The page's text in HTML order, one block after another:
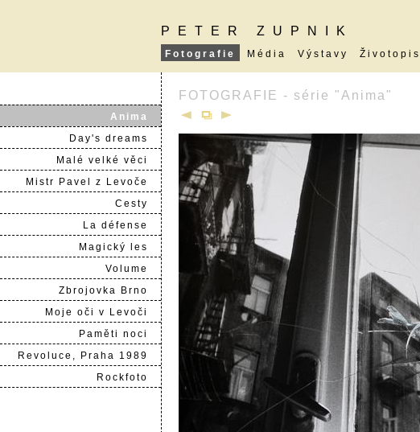
PETER ZUPNIK
Fotografie Média Výstavy Životopis
Anima
Day's dreams
Malé velké věci
Mistr Pavel z Levoče
Cesty
La défense
Magický les
Volume
Zbrojovka Brno
Moje oči v Levoči
Paměti noci
Revoluce, Praha 1989
Rockfoto
FOTOGRAFIE - série "Anima"